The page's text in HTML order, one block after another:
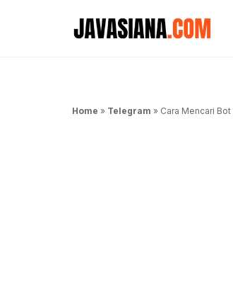
Home » Telegram » Cara Mencari